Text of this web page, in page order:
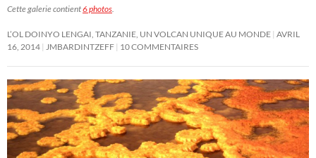
Cette galerie contient6 photos
L’OL DOINYO LENGAI, TANZANIE, UN VOLCAN UNIQUE AU MONDE AVRIL
16, 2014
JMBARDINTZEFF 10 COMMENTAIRES